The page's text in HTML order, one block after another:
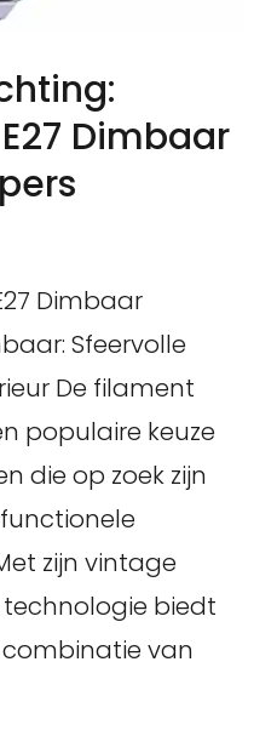
Dimbaar
Dimbaar
Sfeervolle
De filament
populaire keuze
die op zoek zijn
zijn vintage
biedt
van